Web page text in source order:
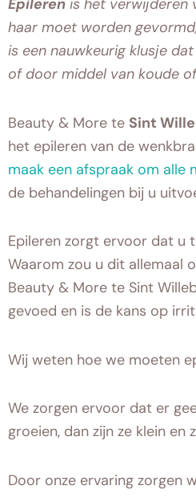
Epileren is het verwijderen
haar moet worden
is een nauwkeurig klusje
of door middel van koude
Beauty & More te Sint
het epileren van de
maak een afspraak om alle
de behandelingen bij u
Epileren zorgt ervoor dat u
Waarom zou u dit allemaal
Beauty & More te Sint
gevoed en is de kans op
Wij weten hoe we moeten
We zorgen ervoor dat er
groeien, dan zijn ze klein en
Door onze ervaring zorgen